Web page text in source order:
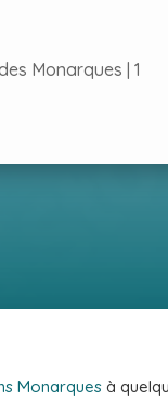
Monarques
1
Monarques à